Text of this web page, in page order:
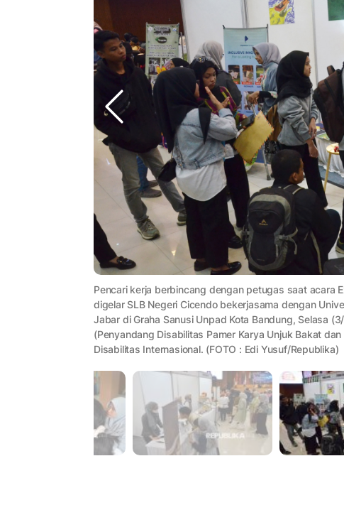
Pencari kerja berbincang dengan petugas saat acara
digelar SLB Negeri Cicendo bekerjasama dengan
Jabar di Graha Sanusi Unpad Kota Bandung, Selasa
(Penyandang Disabilitas Pamer Karya Unjuk Bakat
Disabilitas Internasional. (FOTO : Edi Yusuf/Republika)